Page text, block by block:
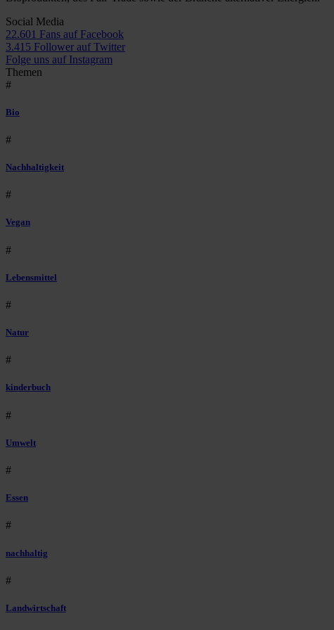
Social Media
22.601 Fans auf Facebook
3.415 Follower auf Twitter
Folge uns auf Instagram
Themen
#
Bio
#
Nachhaltigkeit
#
Vegan
#
Lebensmittel
#
Natur
#
kinderbuch
#
Umwelt
#
Essen
#
nachhaltig
#
Landwirtschaft